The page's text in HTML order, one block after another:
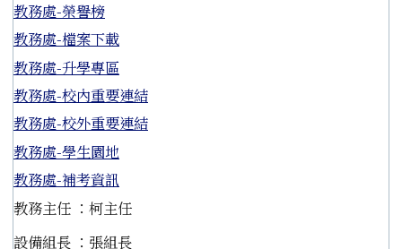
教務處-榮譽榜
教務處-檔案下載
教務處-升學專區
教務處-校內重要連結
教務處-校外重要連結
教務處-學生園地
教務處-補考資訊
教務主任 ：柯主任
設備組長 ：張組長